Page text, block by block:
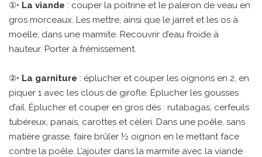
①• La viande : couper la poitrine et le paleron de veau en
gros morceaux. Les mettre, ainsi que le jarret et les os à
moelle, dans une marmite. Recouvrir d’eau froide à
hauteur. Porter à frémissement.
②• La garniture : éplucher et couper les oignons en 2, en
piquer 1 avec les clous de girofle. Éplucher les gousses
d’ail. Éplucher et couper en gros dés : rutabagas, cerfeuils
tubéreux, panais, carottes et cèleri. Dans une poêle, sans
matière grasse, faire brûler ½ oignon en le mettant face
contre la poêle. L’ajouter dans la marmite avec la viande